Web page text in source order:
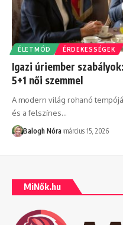
ÉLETMÓD ÉRDEKESSÉGEK
Igazi úriember
5+1 női szemmel
A modern világ rohanó
és a felszínes…
Balogh Nóra március 15, 2026
MiNők.hu